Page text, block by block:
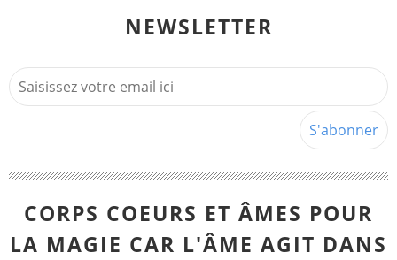
NEWSLETTER
CORPS COEURS ET ÂMES POUR
LA MAGIE CAR L'ÂME AGIT DANS